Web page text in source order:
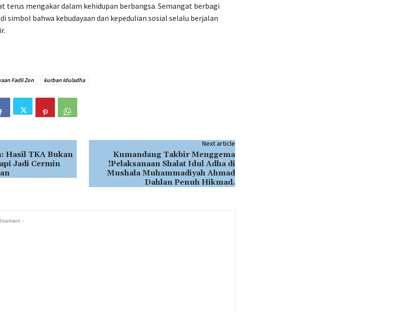
terus mengakar dalam kehidupan berbangsa. Semangat berbagi
simbol bahwa kebudayaan dan kepedulian sosial selalu berjalan
Fadli Zon kurban Iduladha
Hasil TKA Bukan
Jadi Cermin
Next article
Kumandang Takbir Menggema
!Pelaksanaan Shalat Idul Adha di
Mushala Muhammadiyah Ahmad
Dahlan Penuh Hikmad.
-